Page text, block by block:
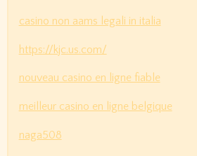
casino non aams legali in italia
https://kjc.us.com/
nouveau casino en ligne fiable
meilleur casino en ligne belgique
naga508